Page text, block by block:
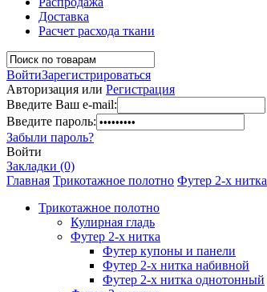
Доставка
Расчет расхода ткани
ВойтиЗарегистрироваться
Авторизация или Регистрация
Введите Ваш e-mail:
Введите пароль:
Забыли пароль?
Войти
Закладки (0)
Главная Трикотажное полотно Футер 2-х нитка
Трикотажное полотно
Кулирная гладь
Футер 2-х нитка
Футер купоны и панели
Футер 2-х нитка набивной
Футер 2-х нитка однотонный